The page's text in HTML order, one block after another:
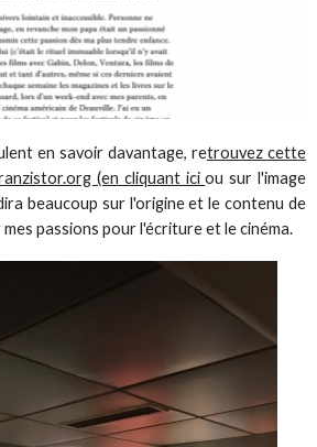
en savoir davantage, retrouvez cette
(en cliquant iciou sur l'image
beaucoup sur l'origine et le contenu de
mes passions pour l'écriture et le cinéma.